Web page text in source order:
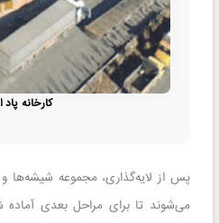
کارخانه پاد
می‌شوند تا برای مراحل بعدی آماده